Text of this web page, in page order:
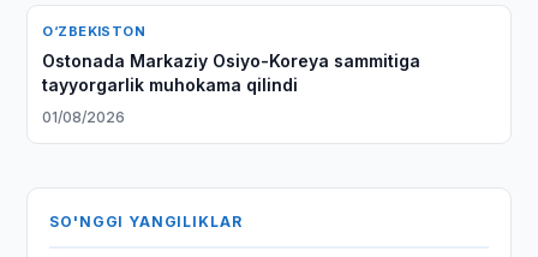
O‘ZBEKISTON
Ostonada Markaziy Osiyo-Koreya sammitiga
tayyorgarlik muhokama qilindi
01/08/2026
SO'NGGI YANGILIKLAR